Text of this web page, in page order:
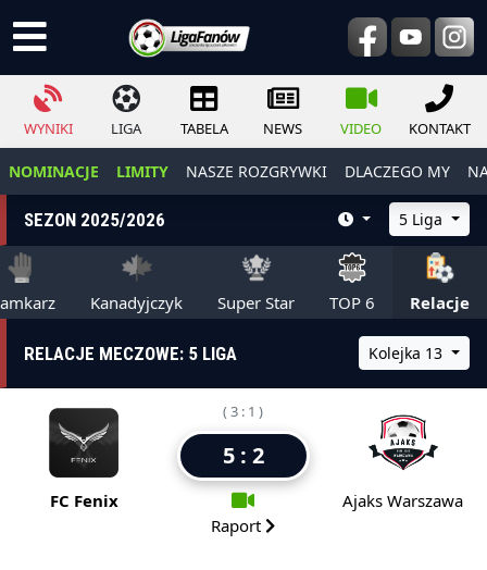
WYNIKI LIGA TABELA NEWS VIDEO KONTAKT
NOMINACJE LIMITY NASZE ROZGRYWKI DLACZEGO MY
SEZON 2025/2026 5 Liga
Kanadyjczyk Super Star TOP 6 Relacje
RELACJE MECZOWE: 5 LIGA Kolejka 13
FC Fenix
( 3 : 1 )
5 : 2
Raport
Ajaks Warszawa